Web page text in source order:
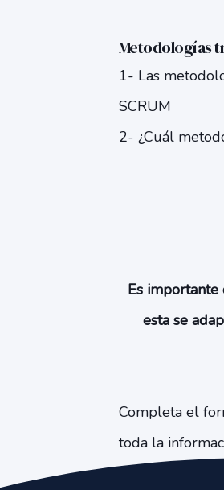
Metodologías
1- Las
SCRUM
2- ¿Cuál
Es
esta se
Completa el
toda la